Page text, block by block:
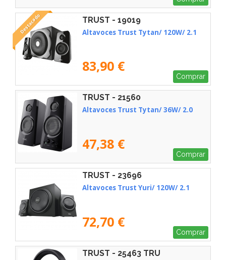
Destacado TRUST - 19019
Altavoces Trust Tytan/ 120W/ 2.1
83,90 €
Comprar
TRUST - 21560
Altavoces Trust Tytan/ 36W/ 2.0
47,38 €
Comprar
TRUST - 23696
Altavoces Trust Yuri/ 120W/ 2.1
72,70 €
Comprar
TRUST - 25463 TRU